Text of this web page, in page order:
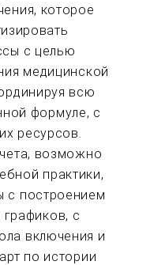
которое
с целью
медицинской
всю
формуле, с
ресурсов.
возможно
практики,
с построением
графиков, с
включения и
по истории